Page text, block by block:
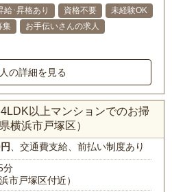
給･昇格あり 資格不要
未経験OK
集
お手伝いさんの求人
の詳細を見る
以上マンションでのお掃
横浜市戸塚区）
、交通費支給、前払い制度あり
分
市戸塚区付近）